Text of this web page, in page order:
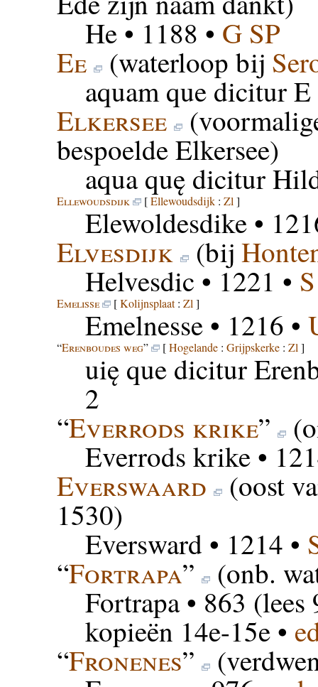
He• 1188 • G SP
Ee (waterloop bij
aquam que dicitur E
Elkersee
bespoelde Elkersee)
aqua quę dicitur
Ellewoudsdijk [Ellewoudsdijk: Zl ]
Elewoldesdike•
Elvesdijk (bij
Helvesdic • 1221 •
Emelisse [Kolijnsplaat: Zl ]
Emelnesse• 1216 •
“Erenboudes weg” [Hogelande: Grijpskerke: Zl ]
uię que dicitur
2
“Everrods krike”
Everrods krike•
Everswaard (oost
1530)
Eversward• 1214 •
“Fortrapa” (onb.
Fortrapa• 863 (lees
kopieën 14e-15e •
“Fronenes”